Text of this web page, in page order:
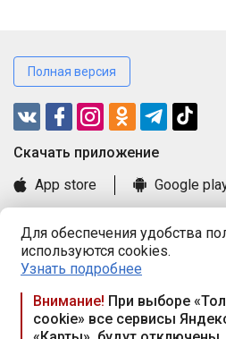
Для обеспечения удобства
используются cookies.
Узнать подробнее
Внимание! При выборе
cookie» все сервисы
Полная версия
Cкачать приложение
App store
Google
Книга замечаний и предложений
Правила и документы
Praca.by © 2000—2026, ООО
Республика Беларусь, 220114, г.
117а, пом. № 9.